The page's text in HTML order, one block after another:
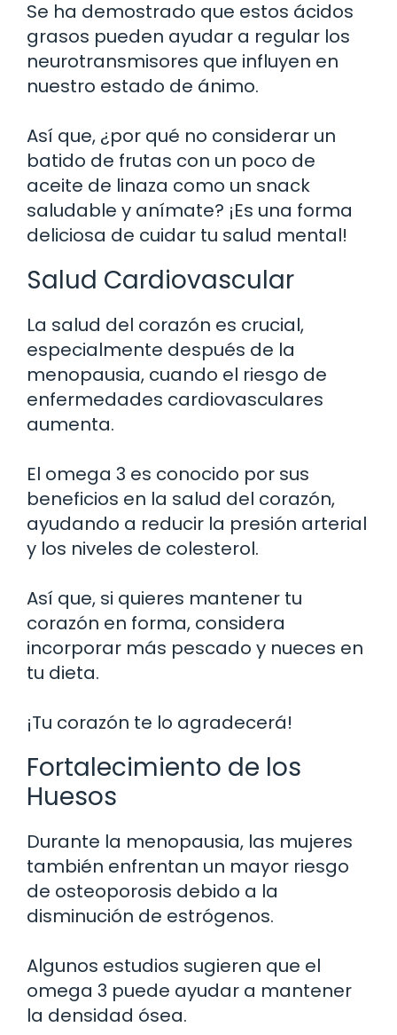
Se ha demostrado que estos ácidos
grasos pueden ayudar a regular los
neurotransmisores que influyen en
nuestro estado de ánimo.
Así que, ¿por qué no considerar un
batido de frutas con un poco de
aceite de linaza como un snack
saludable y anímate? ¡Es una forma
deliciosa de cuidar tu salud mental!
Salud Cardiovascular
La salud del corazón es crucial,
especialmente después de la
menopausia, cuando el riesgo de
enfermedades cardiovasculares
aumenta.
El omega 3 es conocido por sus
beneficios en la salud del corazón,
ayudando a reducir la presión arterial
y los niveles de colesterol.
Así que, si quieres mantener tu
corazón en forma, considera
incorporar más pescado y nueces en
tu dieta.
¡Tu corazón te lo agradecerá!
Fortalecimiento de los
Huesos
Durante la menopausia, las mujeres
también enfrentan un mayor riesgo
de osteoporosis debido a la
disminución de estrógenos.
Algunos estudios sugieren que el
omega 3 puede ayudar a mantener
la densidad ósea.